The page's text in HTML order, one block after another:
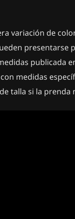
variación de
presentarse
publicada
medidas
talla si la